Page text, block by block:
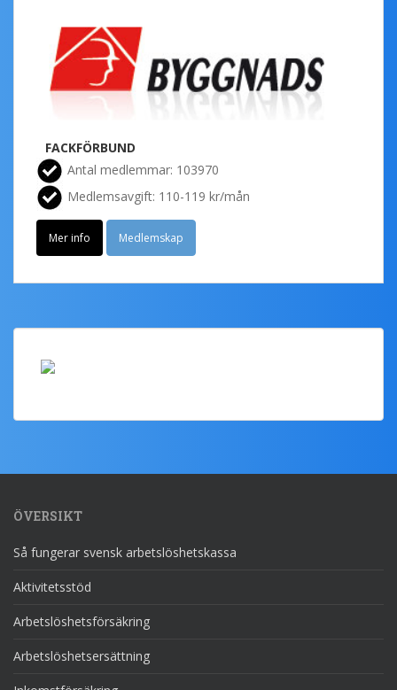
FACKFÖRBUND
Antal medlemmar: 103970
Medlemsavgift: 110-119 kr/mån
Mer info Medlemskap
ÖVERSIKT
Så fungerar svensk arbetslöshetskassa
Aktivitetsstöd
Arbetslöshetsförsäkring
Arbetslöshetsersättning